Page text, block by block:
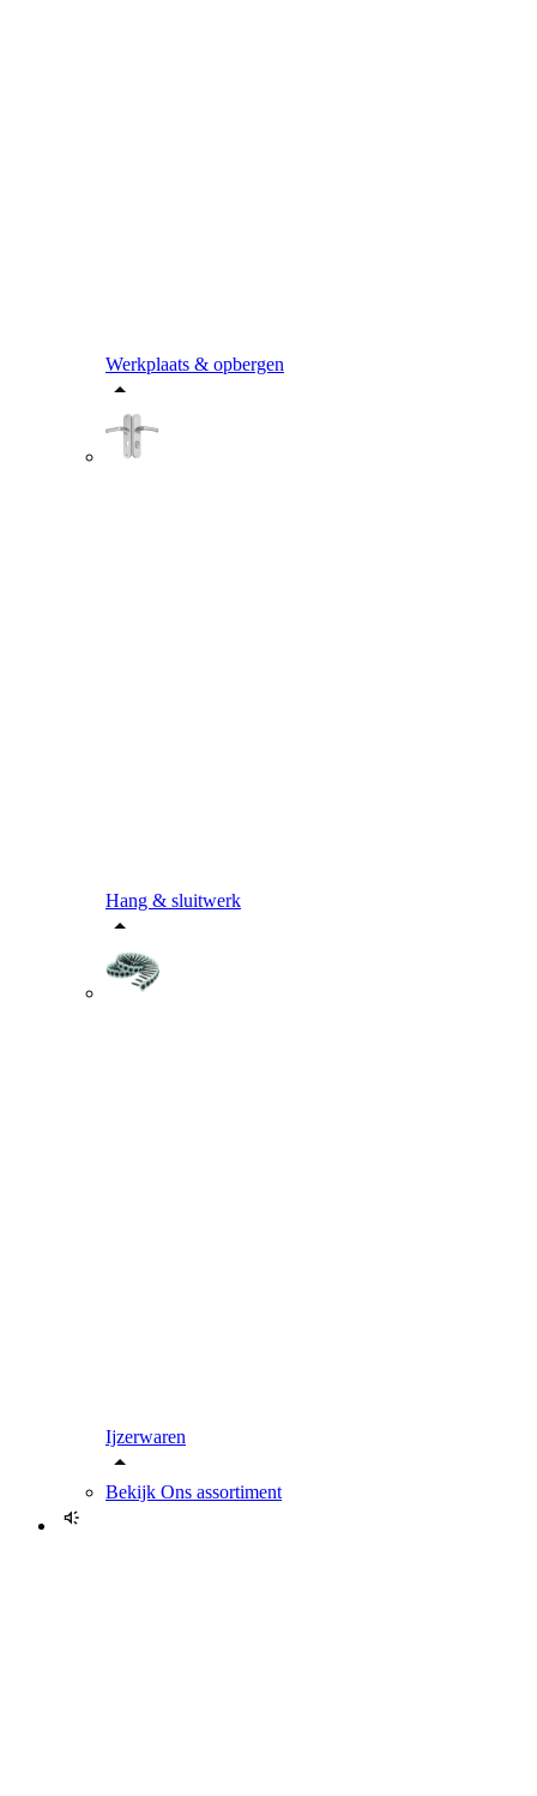
Werkplaats & opbergen
Hang & sluitwerk
Ijzerwaren
Bekijk Ons assortiment